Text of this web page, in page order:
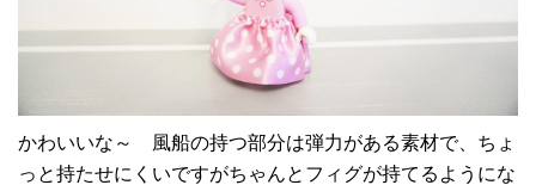
かわいいな～ 風船の持つ部分は弾力がある素材で、ちょ
っと持たせにくいですがちゃんとフィグが持てるようにな